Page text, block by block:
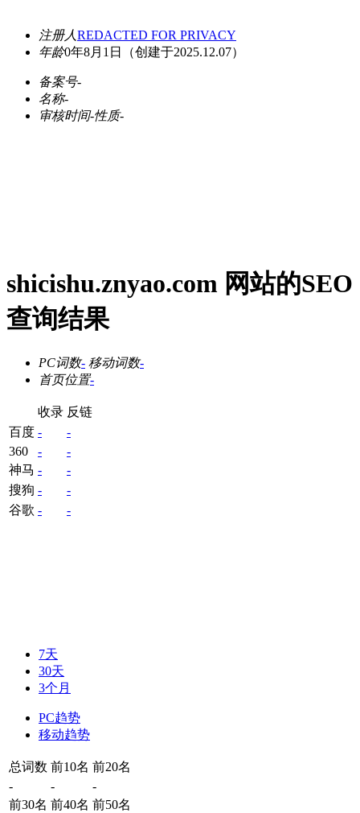
注册人REDACTED FOR PRIVACY
年龄0年8月1日 （创建于2025.12.07）
备案号-
名称-
审核时间-性质-
shicishu.znyao.com 网站的SEO
查询结果
PC词数- 移动词数-
首页位置-
收录 反链
百度 -
-
360
-
-
神马 -
-
搜狗 -
-
谷歌 - -
7天
30天
3个月
PC趋势
移动趋势
总词数 前10名 前20名
-
-
-
前30名 前40名 前50名